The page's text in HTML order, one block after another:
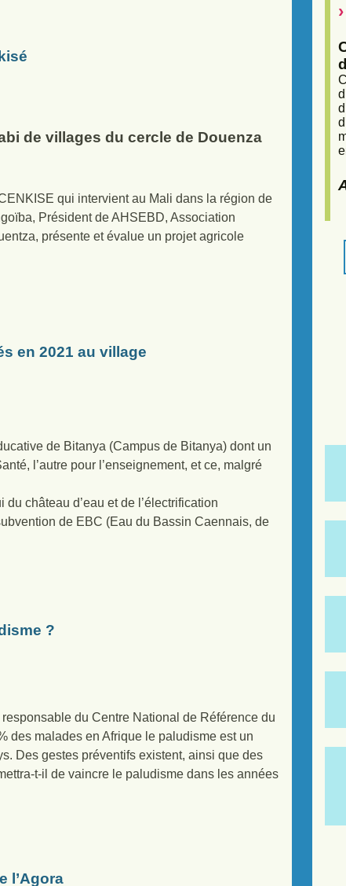
de villages du cercle de Douenza
qui intervient au Mali dans la région de
Président de AHSEBD, Association
présente et évalue un projet agricole
en 2021 au village
de Bitanya (Campus de Bitanya) dont un
l’autre pour l’enseignement, et ce, malgré
château d’eau et de l’électrification
de EBC (Eau du Bassin Caennais, de
?
du Centre National de Référence du
des malades en Afrique le paludisme est un
Des gestes préventifs existent, ainsi que des
t-il de vaincre le paludisme dans les années
l’Agora